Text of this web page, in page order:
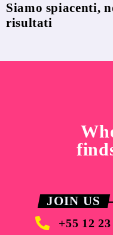
Siamo spiacenti,
risultati
JOIN US
+55 12